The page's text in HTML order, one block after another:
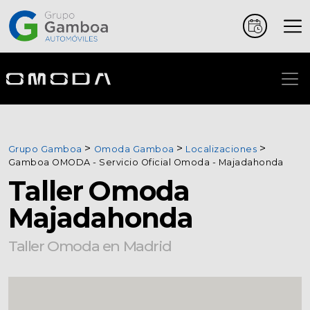
Coches
Marcas
Vehículos
Renting
Grupo Gamboa Omoda Gamboa
Localizaciones
Gamboa OMODA - Servicio Oficial Omoda - Majadahonda
Taller Omoda
Majadahonda
Taller Omoda en Madrid